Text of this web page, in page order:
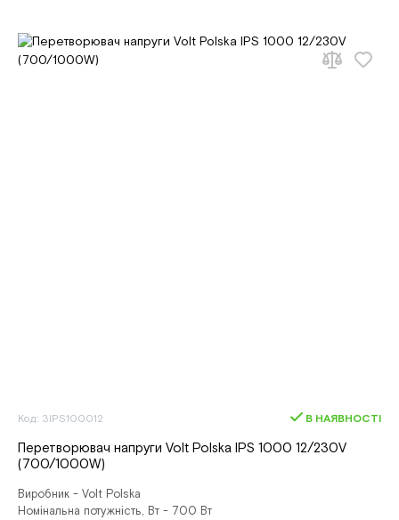
Код: 3IPS100012 В НАЯВНОСТІ
Перетворювач напруги Volt Polska IPS 1000 12/230V
(700/1000W)
Виробник - Volt Polska
Номінальна потужність, Вт - 700 Вт